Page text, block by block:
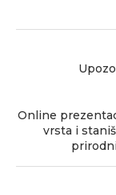
Online
vrsta i